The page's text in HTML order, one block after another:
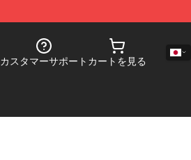
カスタマーサポート カートを見る